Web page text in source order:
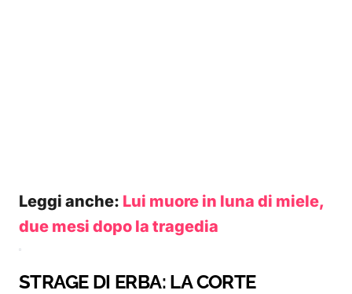
Leggi anche: Lui muore in luna di miele,
due mesi dopo la tragedia
STRAGE DI ERBA: LA CORTE